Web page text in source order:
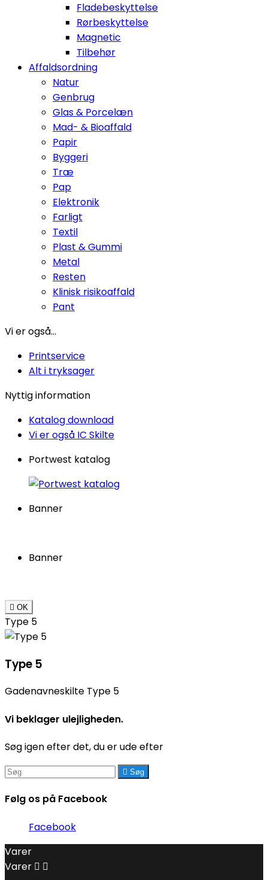
Fladebeskyttelse
Rørbeskyttelse
Magnetic
Tilbehør
Affaldsordning
Natur
Genbrug
Glas & Porcelæn
Mad- & Bioaffald
Papir
Byggeri
Træ
Pap
Elektronik
Farligt
Textil
Plast & Gummi
Metal
Resten
Klinisk risikoaffald
Pant
Vi er også...
Printservice
Alt i tryksager
Nyttig information
Katalog download
Vi er også IC Skilte
Portwest katalog
Banner
Banner
 OK
Type 5
Type 5
Gadenavneskilte Type 5
Vi beklager ulejligheden.
Søg igen efter det, du er ude efter
 Søg
Følg os på Facebook
Facebook
Varer
Varer  